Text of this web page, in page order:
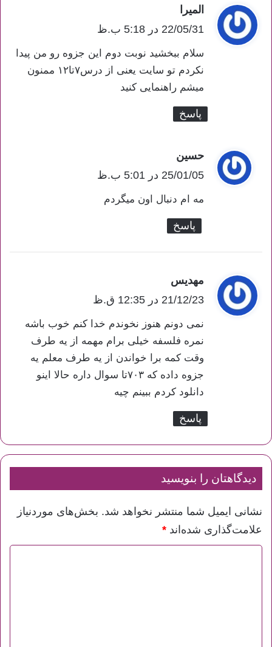
المیرا
ف
ت
22/05/31 در 5:18 ب.ظ
سلام ببخشید نوبت دوم این جزوه رو من پیدا
نکردم تو سایت یعنی از درس۷تا۱۲ ممنون
میشم راهنمایی کنید
پاسخ
حسین
ف
ت
25/01/05 در 5:01 ب.ظ
مه ام دنبال اون میگردم
پاسخ
مهدیس
ف
:
21/12/23 در 12:35 ق.ظ
نمی دونم هنوز نخوندم خدا کنم خوب باشه
نمره فلسفه خیلی برام مهمه از یه طرف
وقت کمه برا خواندن از یه طرف معلم یه
جزوه داده که ۷۰۳تا سوال داره حالا اینو
دانلود کردم ببینم چیه
پاسخ
دیدگاهتان را بنویسید
نشانی ایمیل شما منتشر نخواهد شد. بخش‌های موردنیاز
علامت‌گذاری شده‌اند *